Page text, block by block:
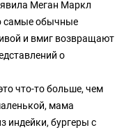
Меган Маркл
самые обычные
и вмиг возвращают
о
что-то больше, чем
мама
индейки, бургеры с